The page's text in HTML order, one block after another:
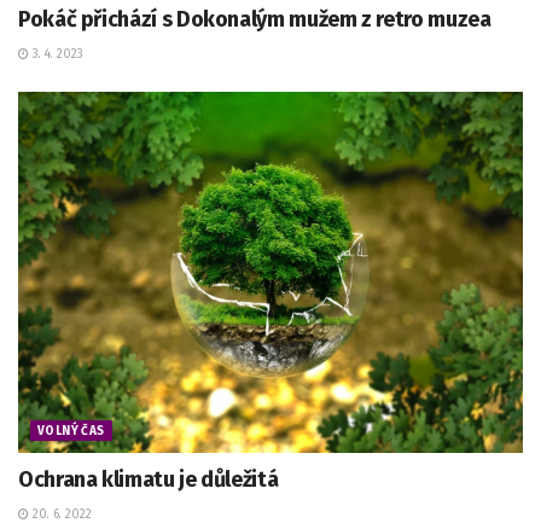
Pokáč přichází s Dokonalým mužem z retro muzea
3. 4. 2023
VOLNÝ ČAS
Ochrana klimatu je důležitá
20. 6. 2022